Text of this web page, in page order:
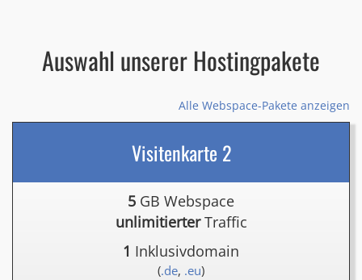
Auswahl unserer Hostingpakete
Alle Webspace-Pakete anzeigen
Visitenkarte 2
5 GB Webspace
unlimitierterTraffic
1 Inklusivdomain
(.de, .eu)